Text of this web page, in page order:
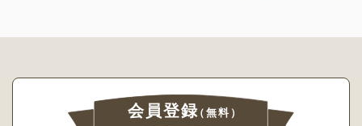
会員登録（無料）